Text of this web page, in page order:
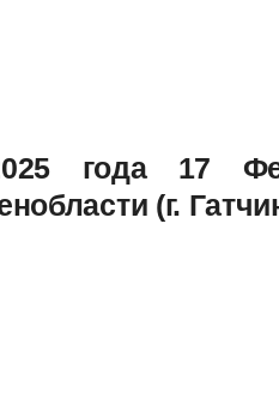
года 17
(г.